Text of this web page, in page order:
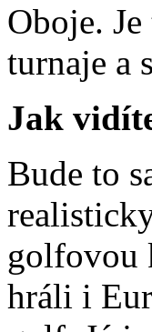
Oboje.
turnaje a
Jak
Bude to
golfovou
hráli i